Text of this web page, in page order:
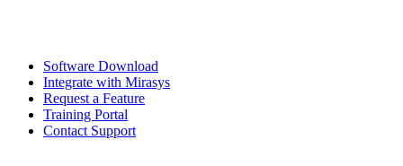
Software Download
Integrate with Mirasys
Request a Feature
Training Portal
Contact Support